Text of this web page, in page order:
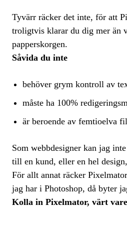
Tyvärr räcker det inte, för att
troligtvis klarar du dig mer än
papperskorgen.
Såvida du inte
behöver grym kontroll av
måste ha 100%
är beroende av femtioelva
Som webbdesigner kan jag
till en kund, eller en hel
För allt annat räcker
jag har i Photoshop, då byter
Kolla in Pixelmator, värt